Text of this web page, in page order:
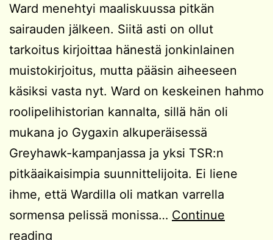
Ward menehtyi maaliskuussa pitkän
sairauden jälkeen. Siitä asti on ollut
tarkoitus kirjoittaa hänestä jonkinlainen
muistokirjoitus, mutta pääsin aiheeseen
käsiksi vasta nyt. Ward on keskeinen hahmo
roolipelihistorian kannalta, sillä hän oli
mukana jo Gygaxin alkuperäisessä
Greyhawk-kampanjassa ja yksi TSR:n
pitkäaikaisimpia suunnittelijoita. Ei liene
ihme, että Wardilla oli matkan varrella
sormensa pelissä monissa… Continue
reading